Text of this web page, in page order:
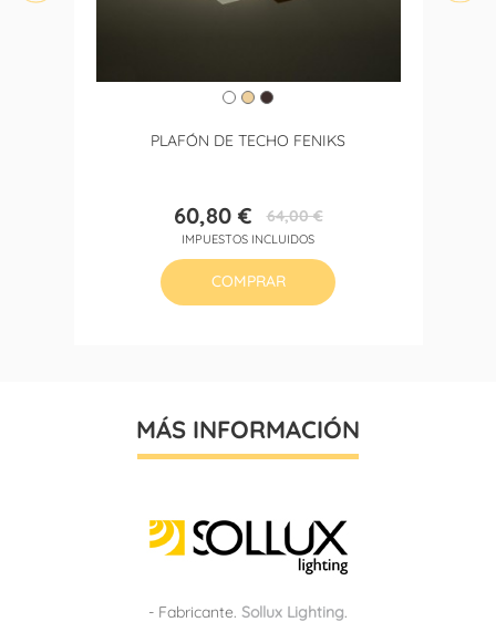
PLAFÓN DE TECHO FENIKS
Precio
60,80 €Precio
base
64,00 €
IMPUESTOS INCLUIDOS
COMPRAR
MÁS INFORMACIÓN
- Fabricante. Sollux Lighting.